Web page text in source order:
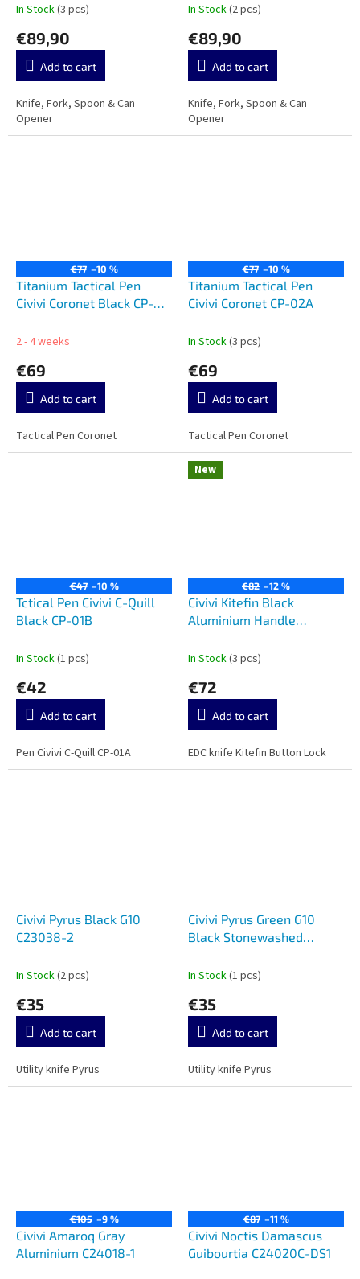
In Stock(3 pcs)
€89,90
Add to cart
Knife, Fork, Spoon & Can
Opener
In Stock(2 pcs)
€89,90
Add to cart
Knife, Fork, Spoon & Can
Opener
€77 –10 %
Titanium Tactical Pen
Civivi Coronet Black CP-
2 - 4 weeks
€69
Add to cart
Tactical Pen Coronet
€77 –10 %
Titanium Tactical Pen
Civivi Coronet CP-02A
In Stock(3 pcs)
€69
Add to cart
Tactical Pen Coronet
€47 –10 %
Tctical Pen Civivi C-Quill
Black CP-01B
In Stock(1 pcs)
€42
Add to cart
Pen Civivi C-Quill CP-01A
New
€82 –12 %
Civivi Kitefin Black
Aluminium Handle
In Stock(3 pcs)
€72
Add to cart
EDC knife Kitefin Button Lock
Civivi Pyrus Black G10
C23038-2
In Stock(2 pcs)
€35
Add to cart
Utility knife Pyrus
Civivi Pyrus Green G10
Black Stonewashed
In Stock(1 pcs)
€35
Add to cart
Utility knife Pyrus
€105 –9 %
Civivi Amaroq Gray
Aluminium C24018-1
€87 –11 %
Civivi Noctis Damascus
Guibourtia C24020C-DS1